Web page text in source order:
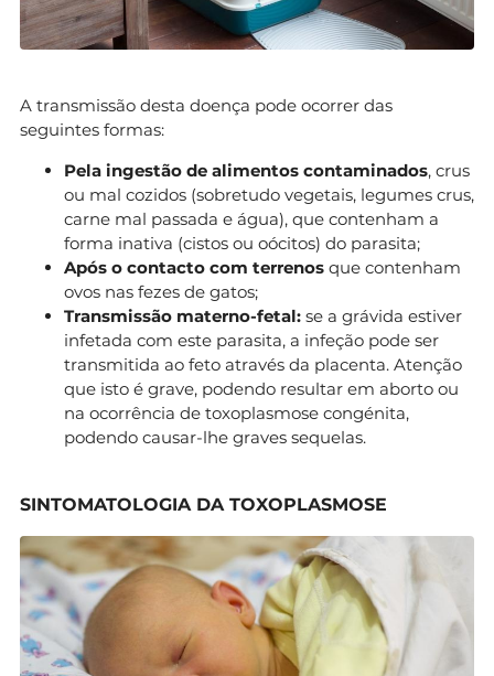
A transmissão desta doença pode ocorrer das
seguintes formas:
Pela ingestão de alimentos contaminados, crus
ou mal cozidos (sobretudo vegetais, legumes crus,
carne mal passada e água), que contenham a
forma inativa (cistos ou oócitos) do parasita;
Após o contacto com terrenos que contenham
ovos nas fezes de gatos;
Transmissão materno-fetal: se a grávida estiver
infetada com este parasita, a infeção pode ser
transmitida ao feto através da placenta. Atenção
que isto é grave, podendo resultar em aborto ou
na ocorrência de toxoplasmose congénita,
podendo causar-lhe graves sequelas.
SINTOMATOLOGIA DA TOXOPLASMOSE